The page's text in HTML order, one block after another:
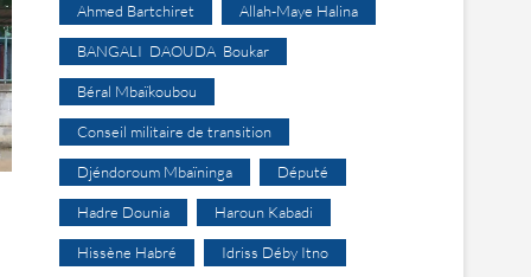
Ahmed Bartchiret Allah-Maye Halina
BANGALI DAOUDA Boukar
Béral Mbaïkoubou
Conseil militaire de transition
Djéndoroum Mbaïninga Député
Hadre Dounia Haroun Kabadi
Hissène Habré Idriss Déby Itno